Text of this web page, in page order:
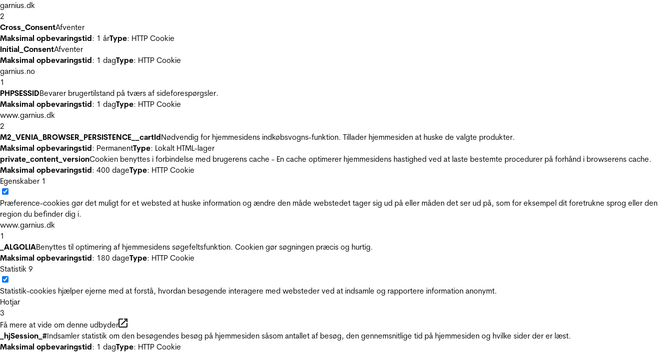
garnius.dk
2
Cross_ConsentAfventer
Maksimal opbevaringstid: 1 årType: HTTP Cookie
Initial_ConsentAfventer
Maksimal opbevaringstid: 1 dagType: HTTP Cookie
garnius.no
1
PHPSESSIDBevarer brugertilstand på tværs af sideforespørgsler.
Maksimal opbevaringstid: 1 dagType: HTTP Cookie
www.garnius.dk
2
M2_VENIA_BROWSER_PERSISTENCE__cartIdNødvendig for hjemmesidens indkøbsvogns-funktion. Tillader hjemmesiden at huske de valgte produkter.
Maksimal opbevaringstid: PermanentType: Lokalt HTML-lager
private_content_versionCookien benyttes i forbindelse med brugerens cache - En cache optimerer hjemmesidens hastighed ved at laste bestemte procedurer på forhånd i browserens cache.
Maksimal opbevaringstid: 400 dageType: HTTP Cookie
Egenskaber 1
Præference-cookies gør det muligt for et websted at huske information og ændre den måde webstedet tager sig ud på eller måden det ser ud på, som for eksempel dit foretrukne sprog eller den
region du befinder dig i.
www.garnius.dk
1
_ALGOLIABenyttes til optimering af hjemmesidens søgefeltsfunktion. Cookien gør søgningen præcis og hurtig.
Maksimal opbevaringstid: 180 dageType: HTTP Cookie
Statistik 9
Statistik-cookies hjælper ejerne med at forstå, hvordan besøgende interagere med websteder ved at indsamle og rapportere information anonymt.
Hotjar
3
Få mere at vide om denne udbyder
_hjSession_#Indsamler statistik om den besøgendes besøg på hjemmesiden såsom antallet af besøg, den gennemsnitlige tid på hjemmesiden og hvilke sider der er læst.
Maksimal opbevaringstid: 1 dagType: HTTP Cookie